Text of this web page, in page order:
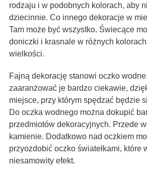
rodzaju i w podobnych kolorach, aby
dziecinnie. Co innego dekoracje w
Tam może być wszystko. Świecące
doniczki i krasnale w różnych
wielkości.
Fajną dekorację stanowi oczko
zaaranżować je bardzo ciekawie,
miejsce, przy którym spędzać będzie
Do oczka wodnego można dokupić
przedmiotów dekoracyjnych. Przede
kamienie. Dodatkowo nad oczkiem
przyozdobić oczko światełkami, które
niesamowity efekt.